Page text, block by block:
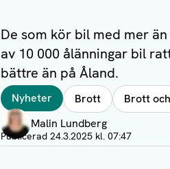
De som kör bil med mer
av 10 000 ålänningar bil
bättre än på Åland.
TaggarNyheter Brott Brott
Författare
Malin Lundberg
Visa profil
Publicerad 24.3.2025 kl. 07:47